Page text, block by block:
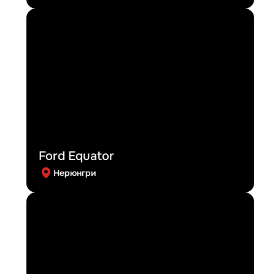
Ford Equator
Нерюнгри